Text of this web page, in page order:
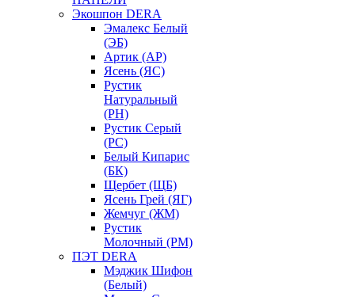
Экошпон DERA
Эмалекс Белый
(ЭБ)
Артик (АР)
Ясень (ЯС)
Рустик
Натуральный
(РН)
Рустик Серый
(РС)
Белый Кипарис
(БК)
Щербет (ЩБ)
Ясень Грей (ЯГ)
Жемчуг (ЖМ)
Рустик
Молочный (РМ)
ПЭТ DERA
Мэджик Шифон
(Белый)